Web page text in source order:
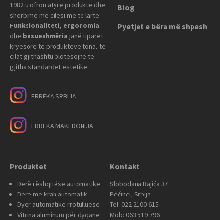
1982 u ofron atyre produkte dhe
shërbime me cilësi më të lartë.
Funksionaliteti, ergonomia
dhe besueshmëria janë tiparet
kryesore të produkteve tona, të
cilat gjithashtu plotësojnë të
gjitha standardet estetike.
ERREKA SRBIJA
ERREKA MAKEDONIJA
Blog
Pyetjet e bëra më shpesh
Produktet
Derë rëshqitëse automatike
Derë me krah automatik
Dyer automatike rrotulluese
Vitrina aluminum për dyqane
Kontakt
Slobodana Bajića 37
Pećinci, Srbija
Tel: 022 2100 615
Mob: 063 519 796